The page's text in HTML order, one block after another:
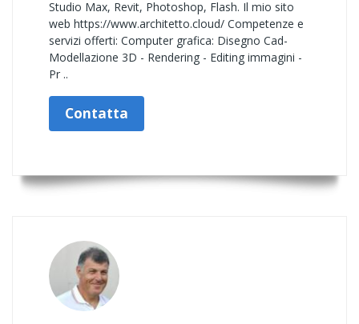
Studio Max, Revit, Photoshop, Flash. Il mio sito
web https://www.architetto.cloud/ Competenze e
servizi offerti: Computer grafica: Disegno Cad-
Modellazione 3D - Rendering - Editing immagini -
Pr ..
Contatta